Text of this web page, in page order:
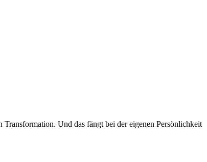
Und das fängt bei der eigenen Persönlichkeit